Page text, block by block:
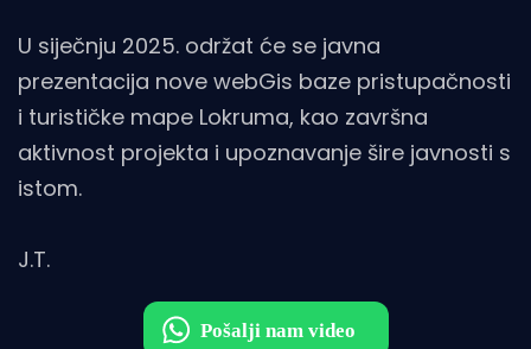
U siječnju 2025. održat će se javna
prezentacija nove webGis baze pristupačnosti
i turističke mape Lokruma, kao završna
aktivnost projekta i upoznavanje šire javnosti s
istom.
J.T.